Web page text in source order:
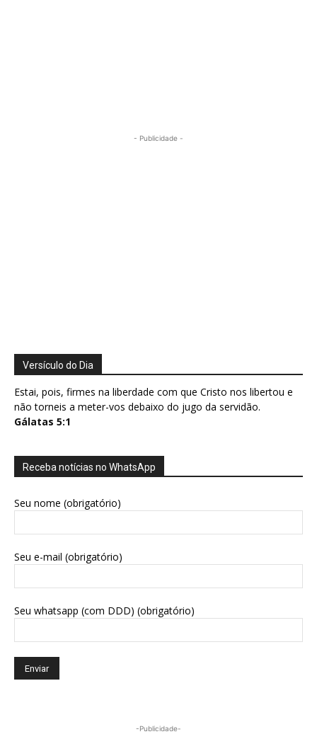
- Publicidade -
Versículo do Dia
Estai, pois, firmes na liberdade com que Cristo nos libertou e
não torneis a meter-vos debaixo do jugo da servidão.
Gálatas 5:1
Receba notícias no WhatsApp
Seu nome (obrigatório)
Seu e-mail (obrigatório)
Seu whatsapp (com DDD) (obrigatório)
-Publicidade-